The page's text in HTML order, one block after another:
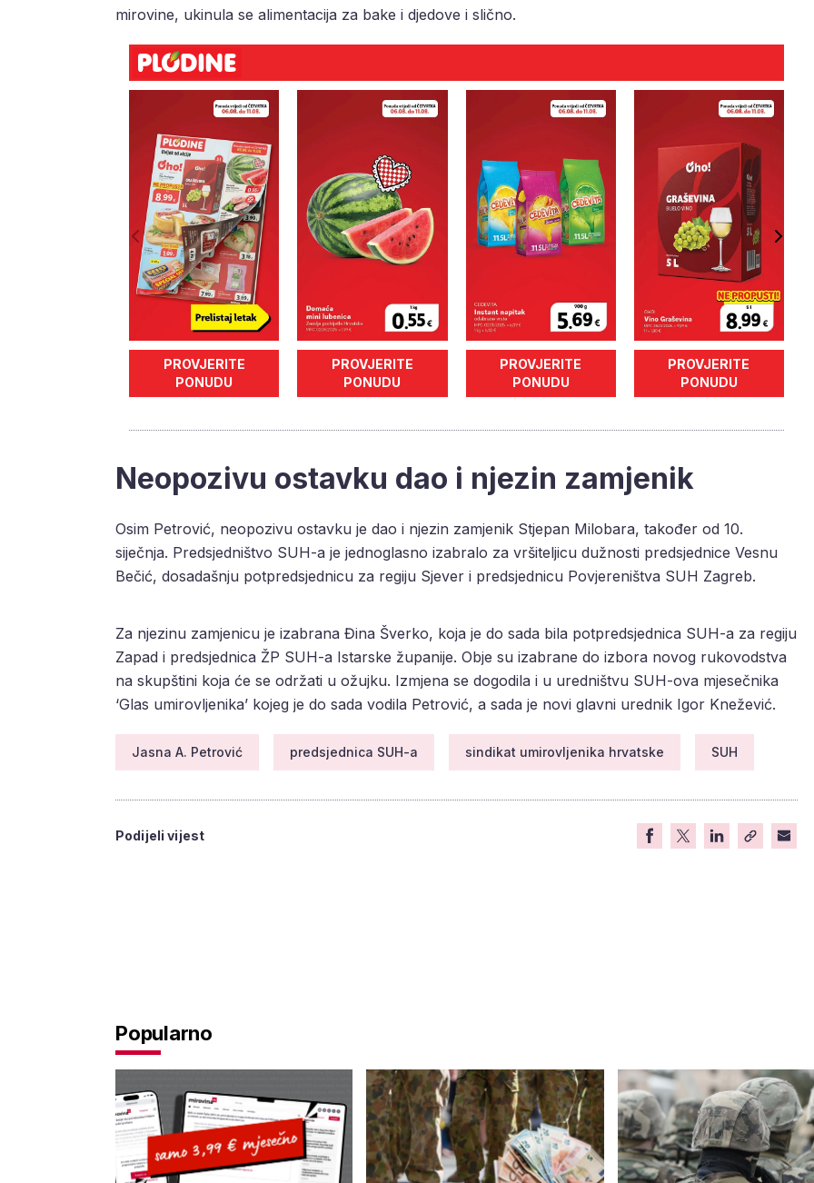
mirovine, ukinula se alimentacija za bake i djedove i slično.
PROVJERITE
PONUDU
PROVJERITE
PONUDU
PROVJERITE
PONUDU
PROVJERITE
PONUDU
Neopozivu ostavku dao i njezin zamjenik
Osim Petrović, neopozivu ostavku je dao i njezin zamjenik Stjepan Milobara, također od 10.
siječnja. Predsjedništvo SUH-a je jednoglasno izabralo za vršiteljicu dužnosti predsjednice Vesnu
Bečić, dosadašnju potpredsjednicu za regiju Sjever i predsjednicu Povjereništva SUH Zagreb.
Za njezinu zamjenicu je izabrana Đina Šverko, koja je do sada bila potpredsjednica SUH-a za regiju
Zapad i predsjednica ŽP SUH-a Istarske županije. Obje su izabrane do izbora novog rukovodstva
na skupštini koja će se održati u ožujku. Izmjena se dogodila i u uredništvu SUH-ova mjesečnika
‘Glas umirovljenika’ kojeg je do sada vodila Petrović, a sada je novi glavni urednik Igor Knežević.
Jasna A. Petrović predsjednica SUH-a sindikat umirovljenika hrvatske SUH
Podijeli vijest
Popularno